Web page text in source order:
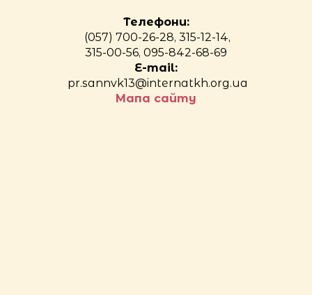
Телефони:
(057) 700-26-28, 315-12-14,
315-00-56, 095-842-68-69
E-mail:
pr.sannvk13@internatkh.org.ua
Мапа сайту